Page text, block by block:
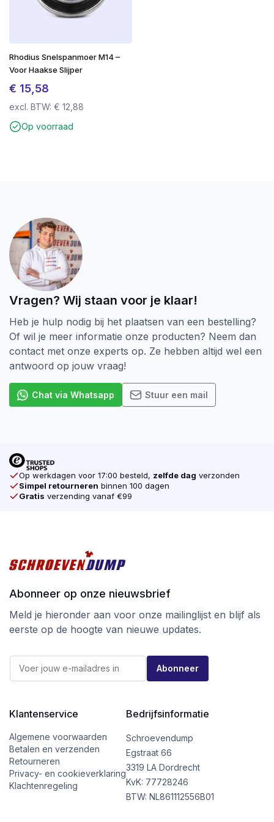
Rhodius Snelspanmoer M14 –
Voor Haakse Slijper
€ 15,58
excl. BTW: € 12,88
Op voorraad
Vragen? Wij staan voor je klaar!
Heb je hulp nodig bij het plaatsen van een bestelling?
Of wil je meer informatie onze producten? Neem dan
contact met onze experts op. Ze hebben altijd wel een
antwoord op jouw vraag!
Chat via Whatsapp Stuur een mail
Op werkdagen voor 17:00 besteld, zelfde dag verzonden
Simpel retourneren binnen 100 dagen
Gratis verzending vanaf €99
Abonneer op onze nieuwsbrief
Meld je hieronder aan voor onze mailinglijst en blijf als
eerste op de hoogte van nieuwe updates.
a
E
m
a
i
l
*
E
m
l
Abonneer
Klantenservice
Algemene voorwaarden
Betalen en verzenden
Retourneren
Privacy- en cookieverklaring
Klachtenregeling
Bedrijfsinformatie
Schroevendump
Egstraat 66
3319 LA Dordrecht
KvK: 77728246
BTW: NL861112556B01